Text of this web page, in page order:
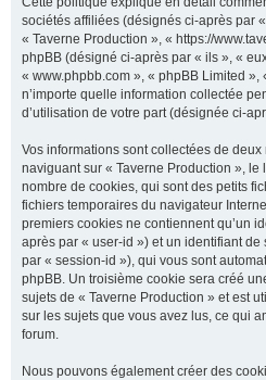
sociétés affiliées (désignés ci-après par
« Taverne Production », « https://
phpBB (désigné ci-après par « ils », «
« www.phpbb.com », « phpBB Limited
n’importe quelle information collectée
d’utilisation de votre part (désignée ci-
Vos informations sont collectées de
naviguant sur « Taverne Production »,
nombre de cookies, qui sont des petits
fichiers temporaires du navigateur
premiers cookies ne contiennent qu’un
après par « user-id ») et un identifiant
par « session-id »), qui vous sont
phpBB. Un troisième cookie sera créé
sujets de « Taverne Production » et est
sur les sujets que vous avez lus, ce qui
forum.
Nous pouvons également créer des